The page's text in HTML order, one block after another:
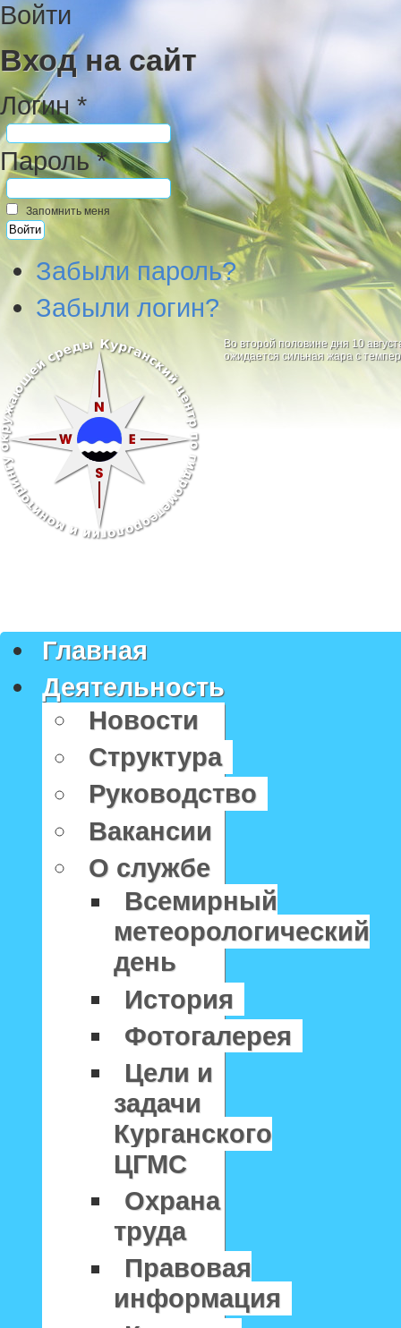
Войти
Вход на сайт
Логин *
Пароль *
Запомнить меня
Забыли пароль?
Забыли логин?
Во второй половине дня 10
ожидается сильная жара с
Главная
Деятельность
Новости
Структура
Руководство
Вакансии
О службе
Всемирный
метеорологический
день
История
Фотогалерея
Цели и
задачи
Курганского
ЦГМС
Охрана
труда
Правовая
информация